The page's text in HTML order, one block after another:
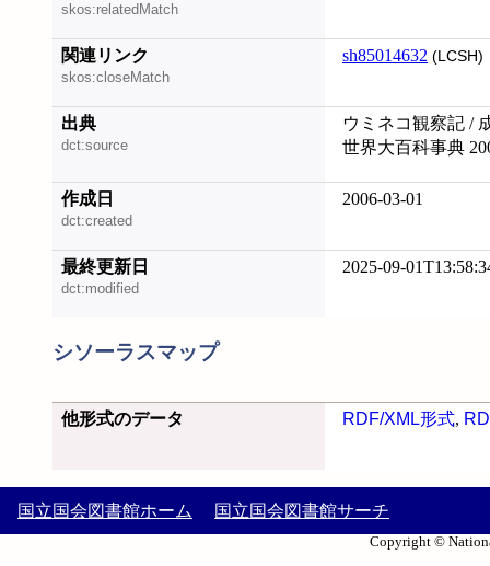
skos:relatedMatch
関連リンク
skos:closeMatch
sh85014632 (LCSH)
出典
dct:source
ウミネコ観察記 /
世界大百科事典
作成日
dct:created
2006-03-01
最終更新日
dct:modified
2025-09-
シソーラスマップ
他形式のデータ RDF/XML形式,
国立国会図書館ホーム 国立国会図書館サーチ
Copyright ©